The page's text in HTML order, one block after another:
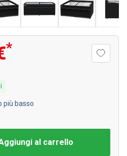
*
più basso
al carrello